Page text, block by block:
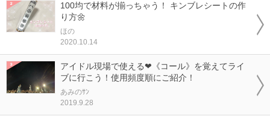
100均で材料が揃っちゃう！ キンブレシートの作
り方🌼
ほの
2020.10.14
アイドル現場で使える❤《コール》を覚えてライ
ブに行こう！使用頻度順にご紹介！
あみのｻﾝ
2019.9.28